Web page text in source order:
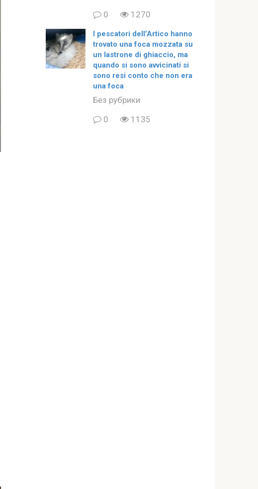
0
1270
I pescatori dell’Artico hanno
trovato una foca mozzata su
un lastrone di ghiaccio, ma
quando si sono avvicinati si
sono resi conto che non era
una foca
Без рубрики
0
1135